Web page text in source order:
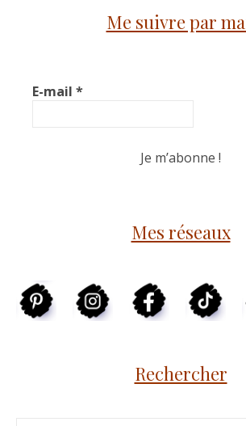
Me suivre par
E-mail *
Mes réseaux
Rechercher